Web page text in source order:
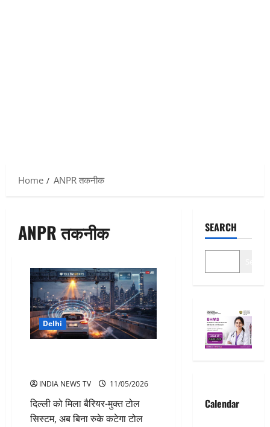
Home ANPR तकनीक
ANPR तकनीक
Delhi
INDIA NEWS TV 11/05/2026
दिल्ली को मिला बैरियर-मुक्त टोल
सिस्टम, अब बिना रुके कटेगा टोल
SEARCH
Calendar